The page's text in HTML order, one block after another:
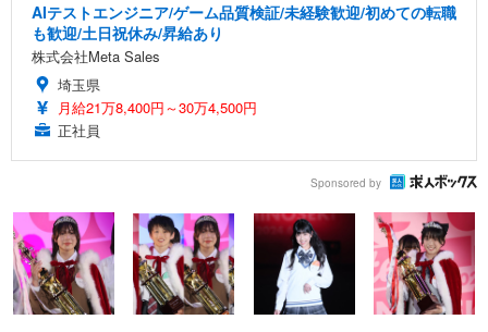
AIテストエンジニア/ゲーム品質検証/未経験歓迎/初めての転職
も歓迎/土日祝休み/昇給あり
株式会社Meta Sales
埼玉県
月給21万8,400円～30万4,500円
正社員
Sponsored by